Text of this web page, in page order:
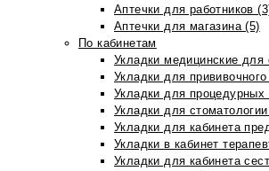
Аптечки для работников
Аптечки для магазина (5)
По кабинетам
Укладки медицинские
Укладки для
Укладки для процедурных
Укладки для
Укладки для кабинета
Укладки в кабинет
Укладки для кабинета